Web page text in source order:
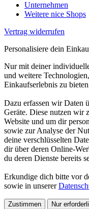
Unternehmen
Weitere nice Shops
Vertrag widerrufen
Personalisiere dein
Nur mit deiner
und weitere
Einkaufserlebnis zu
Dazu erfassen wir Daten
Geräte. Diese nutzen wir
Website und um dir
sowie zur Analyse der
deine verschlüsselten
dir über deren Online-
du deren Dienste bereits
Erkundige dich bitte vor
sowie in unserer
Zustimmen Nur